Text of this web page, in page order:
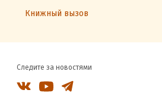
Книжный вызов
Следите за новостями